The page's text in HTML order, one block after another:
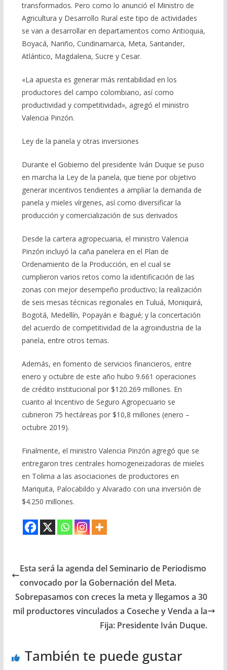
transformados. Pero como lo anunció el Ministro de
Agricultura y Desarrollo Rural este tipo de actividades
se van a desarrollar en departamentos como Antioquia,
Boyacá, Nariño, Cundinamarca, Meta, Santander,
Atlántico, Magdalena, Sucre y Cesar.
«La apuesta es generar más rentabilidad en los
productores del campo colombiano, así como
productividad y competitividad», agregó el ministro
Valencia Pinzón.
Ley de la panela y otras inversiones
Durante el Gobierno del presidente Iván Duque se puso
en marcha la Ley de la panela, que tiene por objetivo
generar incentivos tendientes a ampliar la demanda de
panela y mieles vírgenes, así como diversificar la
producción y comercialización de sus derivados
Desde la cartera agropecuaria, el ministro Valencia
Pinzón incluyó la caña panelera en el Plan de
Ordenamiento de la Producción, en el cual se
cumplieron varios retos como la identificación de las
zonas con mejor desempeño productivo; la realización
de seis mesas técnicas regionales en Tuluá, Moniquirá,
Bogotá, Medellín, Popayán e Ibagué; y la concertación
del acuerdo de competitividad de la agroindustria de la
panela, entre otros temas.
Además, en fomento de servicios financieros, entre
enero y octubre de este año hubo 9.661 operaciones
de crédito institucional por $120.269 millones. En
cuanto al Incentivo de Seguro Agropecuario se
cubrieron 75 hectáreas por $10,8 millones (enero –
octubre 2019).
Finalmente, el ministro Valencia Pinzón agregó que se
entregaron tres centrales homogeneizadoras de mieles
en Tolima a las asociaciones de productores en
Mariquita, Palocabildo y Alvarado con una inversión de
$4.250 millones.
Esta será la agenda del Seminario de Periodismo
convocado por la Gobernación del Meta.
Sobrepasamos con creces la meta y llegamos a 30
mil productores vinculados a Coseche y Venda a la
Fija: Presidente Iván Duque.
También te puede gustar